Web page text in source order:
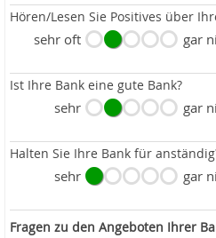
Hören/Lesen Sie Positives über
sehr oft gar
Ist Ihre Bank eine gute Bank?
sehr gar
Halten Sie Ihre Bank für
sehr gar
Fragen zu den Angeboten Ihrer